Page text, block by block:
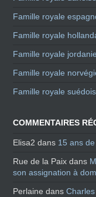
Famille royale
Famille royale
Famille royale
Famille royale
Famille royale
COMMENTAIRES
Elisa2 dans 15 ans
Rue de la Paix dans
son assignation à
Perlaine dans